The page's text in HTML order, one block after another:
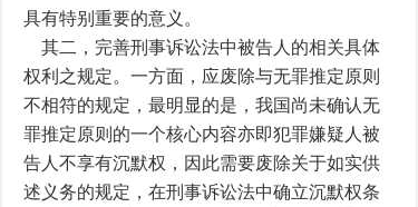
具有特别重要的意义。
其二，完善刑事诉讼法中被告人的相关具体
权利之规定。一方面，应废除与无罪推定原则
不相符的规定，最明显的是，我国尚未确认无
罪推定原则的一个核心内容亦即犯罪嫌疑人被
告人不享有沉默权，因此需要废除关于如实供
述义务的规定，在刑事诉讼法中确立沉默权条